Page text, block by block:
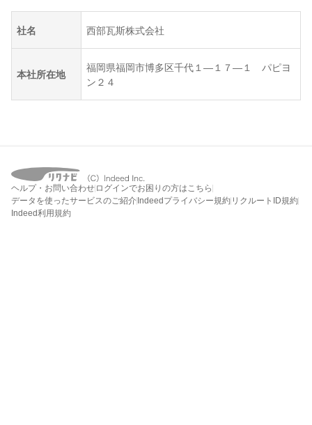
社名 西部瓦斯株式会社
本社所在地
福岡県福岡市博多区千代１―１７―１ パピヨ
ン２４
ヘルプ・お問い合わせ ログインでお困りの方はこちら
データを使ったサービスのご紹介 Indeedプライバシー規約 リクルートID規約
Indeed利用規約